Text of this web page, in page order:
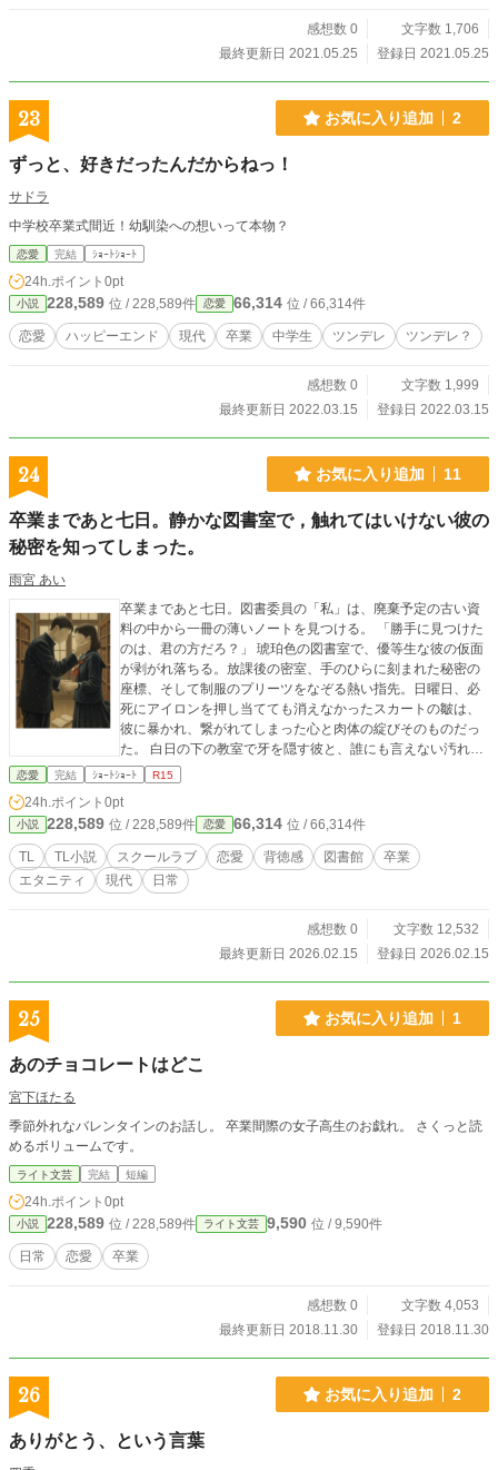
感想数 0
文字数 1,706
最終更新日 2021.05.25
登録日 2021.05.25
23 お気に入り追加 2
ずっと、好きだったんだからねっ！
サドラ
中学校卒業式間近！幼馴染への想いって本物？
恋愛 完結 ｼｮｰﾄｼｮｰﾄ
24h.ポイント 0pt
小説 228,589 位 / 228,589件 恋愛 66,314 位 / 66,314件
恋愛 ハッピーエンド 現代 卒業 中学生 ツンデレ ツンデレ？
感想数 0
文字数 1,999
最終更新日 2022.03.15
登録日 2022.03.15
24 お気に入り追加 11
卒業まであと七日。静かな図書室で，触れてはいけない彼の
秘密を知ってしまった。
雨宮 あい
卒業まであと七日。図書委員の「私」は、廃棄予定の古い資
料の中から一冊の薄いノートを見つける。 「勝手に見つけた
のは、君の方だろ？」 琥珀色の図書室で、優等生な彼の仮面
が剥がれ落ちる。放課後の密室、手のひらに刻まれた秘密の
座標、そして制服のプリーツをなぞる熱い指先。日曜日、必
死にアイロンを押し当てても消えなかったスカートの皺は、
彼に暴かれ、繋がれてしまった心と肉体の綻びそのものだっ
た。 白日の下の教室で牙を隠す彼と、誰にも言えない汚れを
身に纏う私。卒業証書を受け取る瞬間さえ、腰元に潜む「昨
く、二人にしか分からない背徳の刻印。カウントダウンの果
てに待つのは、残酷な別れか、それとも一生解けない甘い呪
縛か――。
恋愛 完結 ｼｮｰﾄｼｮｰﾄ R15
24h.ポイント 0pt
小説 228,589 位 / 228,589件 恋愛 66,314 位 / 66,314件
TL TL小説 スクールラブ 恋愛 背徳感 図書館
卒業
エタニティ
現代 日常
感想数 0
文字数 12,532
最終更新日 2026.02.15
登録日 2026.02.15
25 お気に入り追加 1
あのチョコレートはどこ
宮下ほたる
季節外れなバレンタインのお話し。 卒業間際の女子高生のお戯れ。 さくっと読
めるボリュームです。
ライト文芸 完結 短編
24h.ポイント 0pt
小説 228,589 位 / 228,589件 ライト文芸 9,590 位 / 9,590件
日常 恋愛 卒業
感想数 0
文字数 4,053
最終更新日 2018.11.30
登録日 2018.11.30
26 お気に入り追加 2
ありがとう、という言葉